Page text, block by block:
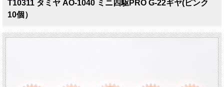
T10311 タミヤ AO-1040 ミニ四駆PRO G-22ギヤ(ピンク
10個）